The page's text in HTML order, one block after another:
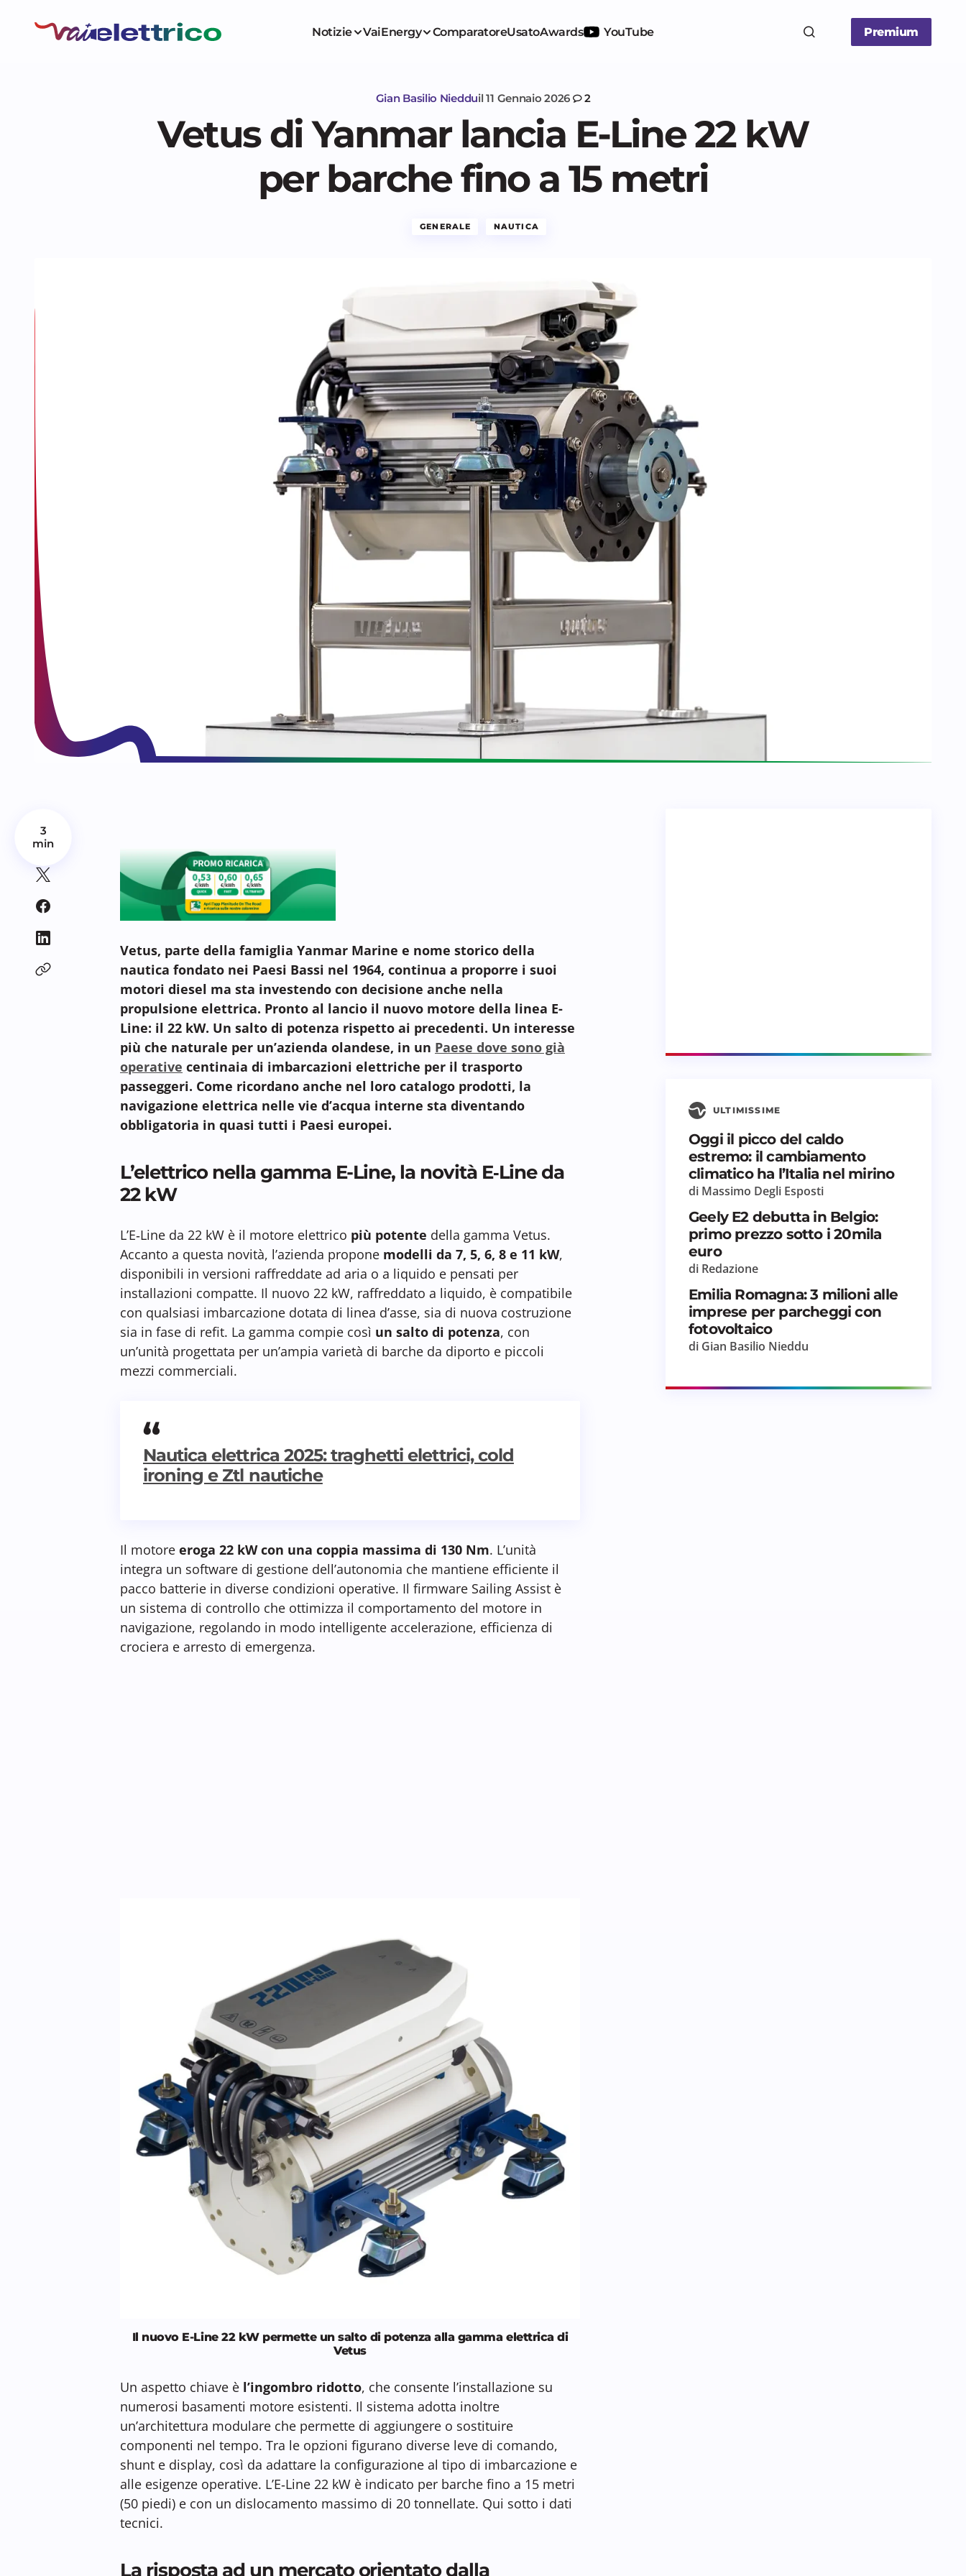
Notizie VaiEnergy ComparatoreUsatoAwards YouTube Premium
Gian Basilio Niedduil 11 Gennaio 2026 2
Vetus di Yanmar lancia E-Line 22 kW
per barche fino a 15 metri
GENERALE NAUTICA
3
min
Vetus, parte della famiglia Yanmar Marine e nome storico della
nautica fondato nei Paesi Bassi nel 1964, continua a proporre i suoi
motori diesel ma sta investendo con decisione anche nella
propulsione elettrica. Pronto al lancio il nuovo motore della linea E-
Line: il 22 kW. Un salto di potenza rispetto ai precedenti. Un interesse
più che naturale per un’azienda olandese, in un Paese dove sono già
operative centinaia di imbarcazioni elettriche per il trasporto
passeggeri. Come ricordano anche nel loro catalogo prodotti, la
navigazione elettrica nelle vie d’acqua interne sta diventando
obbligatoria in quasi tutti i Paesi europei.
L’elettrico nella gamma E-Line, la novità E‑Line da
22 kW
L’E‑Line da 22 kW è il motore elettrico più potente della gamma Vetus.
Accanto a questa novità, l’azienda propone modelli da 7, 5, 6, 8 e 11 kW,
disponibili in versioni raffreddate ad aria o a liquido e pensati per
installazioni compatte. Il nuovo 22 kW, raffreddato a liquido, è compatibile
con qualsiasi imbarcazione dotata di linea d’asse, sia di nuova costruzione
sia in fase di refit. La gamma compie così un salto di potenza, con
un’unità progettata per un’ampia varietà di barche da diporto e piccoli
mezzi commerciali.
Nautica elettrica 2025: traghetti elettrici, cold
ironing e Ztl nautiche
Il motore eroga 22 kW con una coppia massima di 130 Nm. L’unità
integra un software di gestione dell’autonomia che mantiene efficiente il
pacco batterie in diverse condizioni operative. Il firmware Sailing Assist è
un sistema di controllo che ottimizza il comportamento del motore in
navigazione, regolando in modo intelligente accelerazione, efficienza di
crociera e arresto di emergenza.
Il nuovo E-Line 22 kW permette un salto di potenza alla gamma elettrica di
Vetus
Un aspetto chiave è l’ingombro ridotto, che consente l’installazione su
numerosi basamenti motore esistenti. Il sistema adotta inoltre
un’architettura modulare che permette di aggiungere o sostituire
componenti nel tempo. Tra le opzioni figurano diverse leve di comando,
shunt e display, così da adattare la configurazione al tipo di imbarcazione e
alle esigenze operative. L’E‑Line 22 kW è indicato per barche fino a 15 metri
(50 piedi) e con un dislocamento massimo di 20 tonnellate. Qui sotto i dati
tecnici.
La risposta ad un mercato orientato dalla
ULTIMISSIME
Oggi il picco del caldo
estremo: il cambiamento
climatico ha l’Italia nel mirino
di Massimo Degli Esposti
Geely E2 debutta in Belgio:
primo prezzo sotto i 20mila
euro
di Redazione
Emilia Romagna: 3 milioni alle
imprese per parcheggi con
fotovoltaico
di Gian Basilio Nieddu